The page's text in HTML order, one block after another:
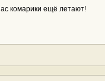
комарики ещё летают!